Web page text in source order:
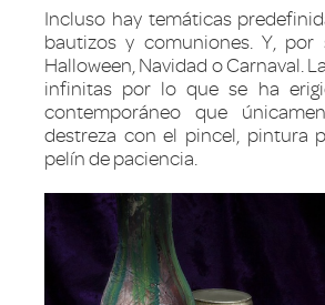
Incluso hay temáticas
bautizos y comuniones. Y, por
Halloween, Navidad o Carnaval.
infinitas por lo que se ha
contemporáneo que
destreza con el pincel, pintura
pelín de paciencia.